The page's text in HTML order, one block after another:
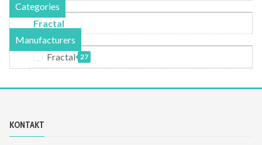
Categories
Fractal
Manufacturers
Fractal 27
KONTAKT